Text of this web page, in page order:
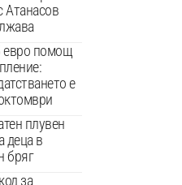
Атанасов
евро помощ
е
плувен
деца в
бряг
за